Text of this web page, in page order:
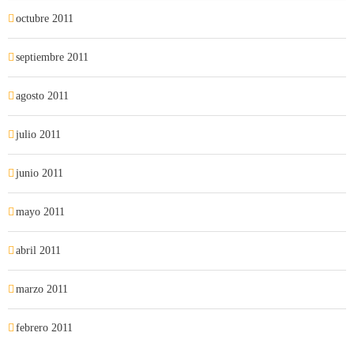
octubre 2011
septiembre 2011
agosto 2011
julio 2011
junio 2011
mayo 2011
abril 2011
marzo 2011
febrero 2011